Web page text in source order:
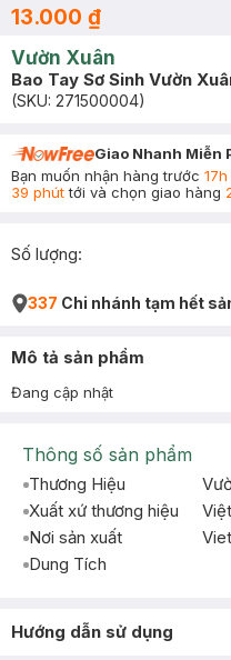
13.000 ₫
Vườn Xuân
Bao Tay Sơ Sinh Vườn
(SKU: 271500004)
Giao Nhanh Miễn
Bạn muốn nhận hàng trước 17h
39 phúttới và chọn giao hàng
Số lượng:
337 Chi nhánh tạm hết
Mô tả sản phẩm
Đang cập nhật
Thông số sản phẩm
Thương Hiệu
Xuất xứ thương hiệu
Nơi sản xuất
Dung Tích
Hướng dẫn sử dụng